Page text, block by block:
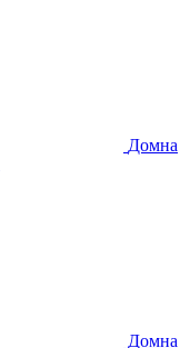
Домна
Домна